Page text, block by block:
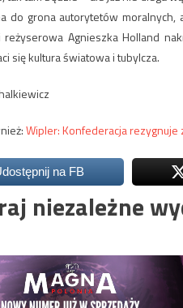
do grona autorytetów
reżyserowa Agnieszka Holland
się kultura światowa i tubylcza.
Wipler: Konfederacja
na FB
niezależne